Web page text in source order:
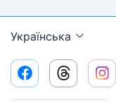
Українська